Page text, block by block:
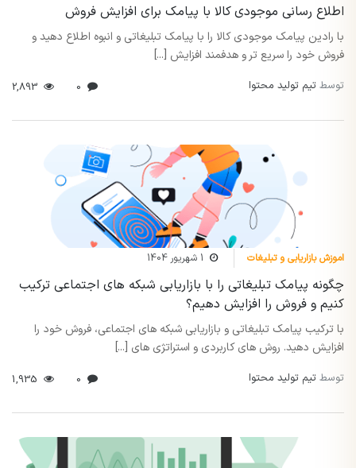
اطلاع رسانی موجودی کالا با پیامک برای افزایش فروش
با رادین پیامک موجودی کالا را با پیامک تبلیغاتی و انبوه اطلاع دهید و
فروش خود را سریع تر و هدفمند افزایش [...]
توسط تیم تولید محتوا
اموزش بازاریابی و تبلیغات 1 شهریور 1404
چگونه پیامک تبلیغاتی را با بازاریابی شبکه های اجتماعی ترکیب
کنیم و فروش را افزایش دهیم؟
با ترکیب پیامک تبلیغاتی و بازاریابی شبکه های اجتماعی، فروش خود را
افزایش دهید. روش های کاربردی و استراتژی های [...]
توسط تیم تولید محتوا